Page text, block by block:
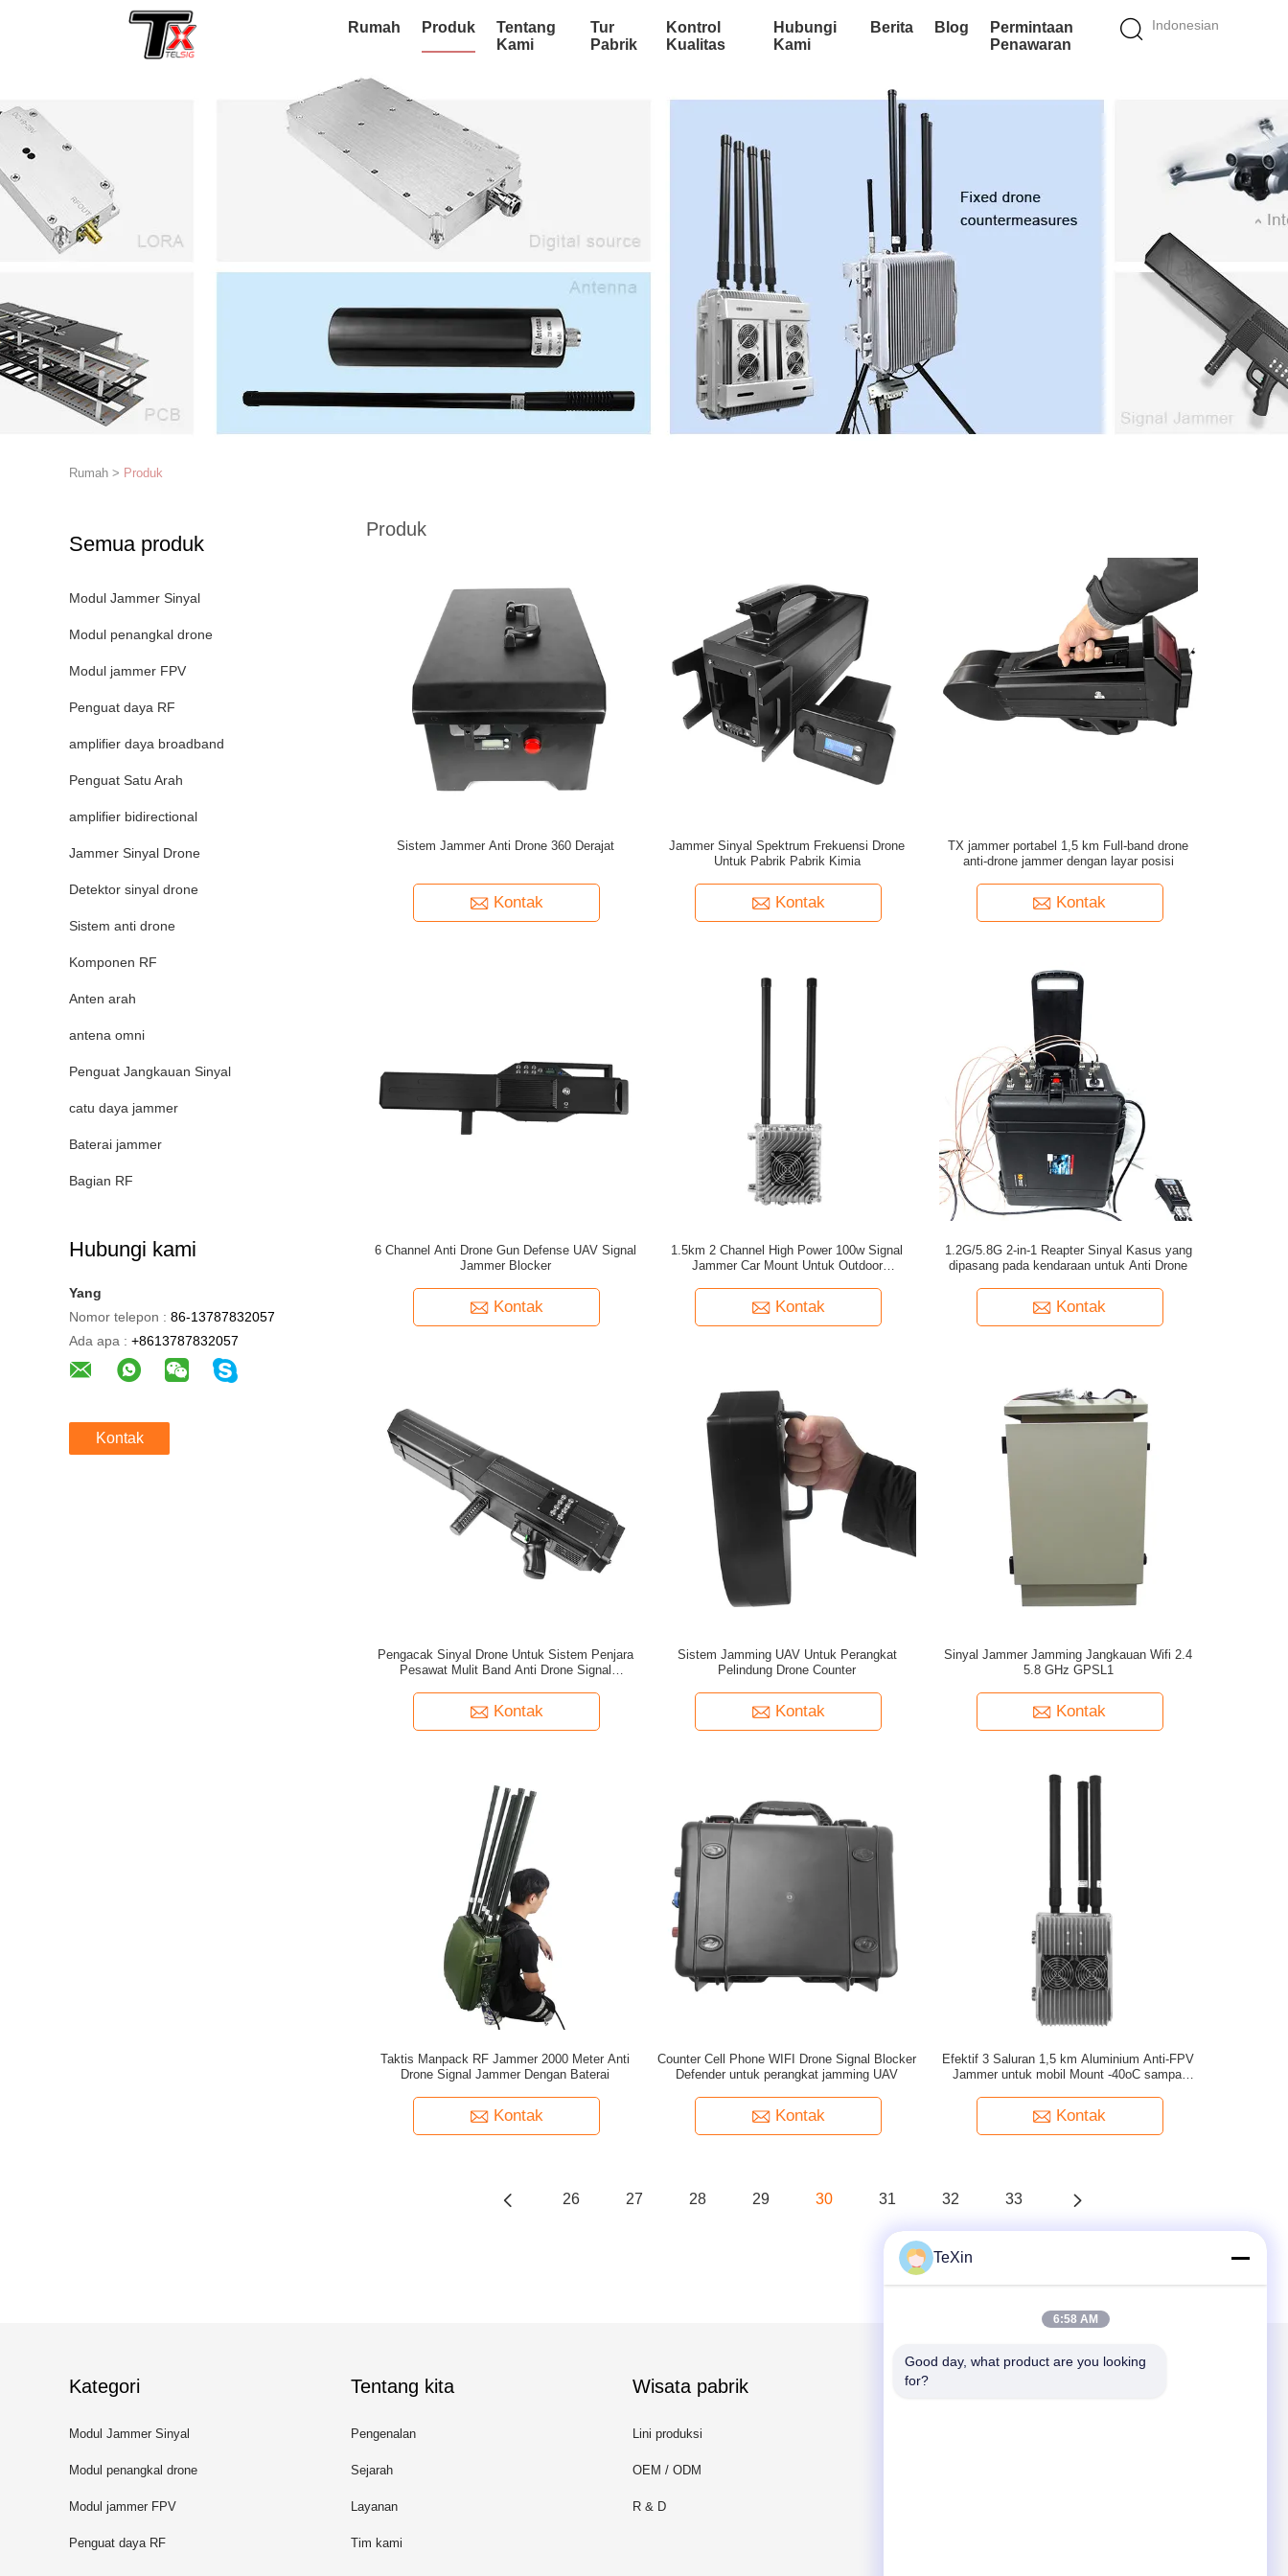
Indonesian
Rumah Produk
Tentang
Kami
Tur
Pabrik
Kontrol
Kualitas
Hubungi
Kami
Berita Blog
Permintaan
Penawaran
Rumah > Produk
Semua produk
Modul Jammer Sinyal
Modul penangkal drone
Modul jammer FPV
Penguat daya RF
amplifier daya broadband
Penguat Satu Arah
amplifier bidirectional
Jammer Sinyal Drone
Detektor sinyal drone
Sistem anti drone
Komponen RF
Anten arah
antena omni
Penguat Jangkauan Sinyal
catu daya jammer
Baterai jammer
Bagian RF
Hubungi kami
Yang
Nomor telepon : 86-13787832057
Ada apa : +8613787832057
Kontak
Produk
Sistem Jammer Anti Drone 360 ​​Derajat
Kontak
Jammer Sinyal Spektrum Frekuensi Drone
Untuk Pabrik Pabrik Kimia
Kontak
TX jammer portabel 1,5 km Full-band drone
anti-drone jammer dengan layar posisi
Kontak
6 Channel Anti Drone Gun Defense UAV Signal
Jammer Blocker
Kontak
1.5km 2 Channel High Power 100w Signal
Jammer Car Mount Untuk Outdoor
Kontak
1.2G/5.8G 2-in-1 Reapter Sinyal Kasus yang
dipasang pada kendaraan untuk Anti Drone
Kontak
Pengacak Sinyal Drone Untuk Sistem Penjara
Pesawat Mulit Band Anti Drone Signal
Kontak
Sistem Jamming UAV Untuk Perangkat
Pelindung Drone Counter
Kontak
Sinyal Jammer Jamming Jangkauan Wifi 2.4
5.8 GHz GPSL1
Kontak
Taktis Manpack RF Jammer 2000 Meter Anti
Drone Signal Jammer Dengan Baterai
Kontak
Counter Cell Phone WIFI Drone Signal Blocker
Defender untuk perangkat jamming UAV
Kontak
Efektif 3 Saluran 1,5 km Aluminium Anti-FPV
Jammer untuk mobil Mount -40oC sampai
Kontak
26 27 28 29 30 31 32 33
Kategori
Modul Jammer Sinyal
Modul penangkal drone
Modul jammer FPV
Penguat daya RF
Tentang kita
Pengenalan
Sejarah
Layanan
Tim kami
Wisata pabrik
Lini produksi
OEM / ODM
R & D
Kirimkan Kami
TeXin
6:58 AM
Good day, what product are you looking
for?